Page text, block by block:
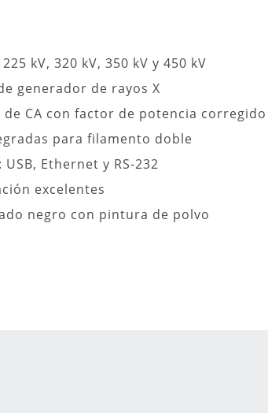
kV, 320 kV, 350 kV y 450 kV
generador de rayos X
CA con factor de potencia corregido
para filamento doble
Ethernet y RS-232
excelentes
negro con pintura de polvo